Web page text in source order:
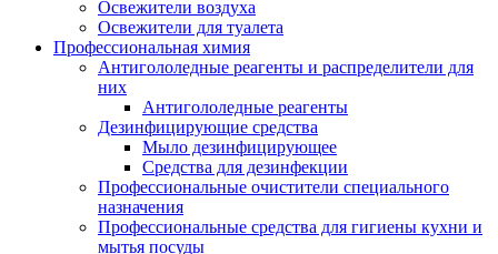
Освежители воздуха
Освежители для туалета
Профессиональная химия
Антигололедные реагенты и распределители для
них
Антигололедные реагенты
Дезинфицирующие средства
Мыло дезинфицирующее
Средства для дезинфекции
Профессиональные очистители специального
назначения
Профессиональные средства для гигиены кухни и
мытья посуды